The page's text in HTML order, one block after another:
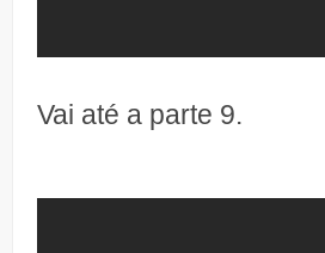
Vai até a parte 9.